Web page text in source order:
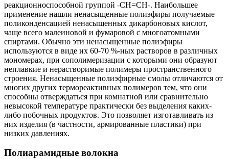
реакционноспособной группой -СН=СН-. Наибольшее
применение нашли ненасыщенные полиэфиры получаемые
поликонденсацией ненасыщенных дикарбоновых кислот,
чаще всего малеиновой и фумаровой с многоатомными
спиртами. Обычно эти ненасыщенные полиэфиры
используются в виде их 60-70 %-ных растворов в различных
мономерах, при сополимеризации с которыми они образуют
неплавкие и нерастворимые полимеры пространственного
строения. Ненасыщенные полиэфирные смолы отличаются от
многих других термореактивных полимеров тем, что они
способны отверждаться при комнатной или сравнительно
невысокой температуре практически без выделения каких-
либо побочных продуктов. Это позволяет изготавливать из
них изделия (в частности, армированные пластики) при
низких давлениях.
Полиарамидные волокна